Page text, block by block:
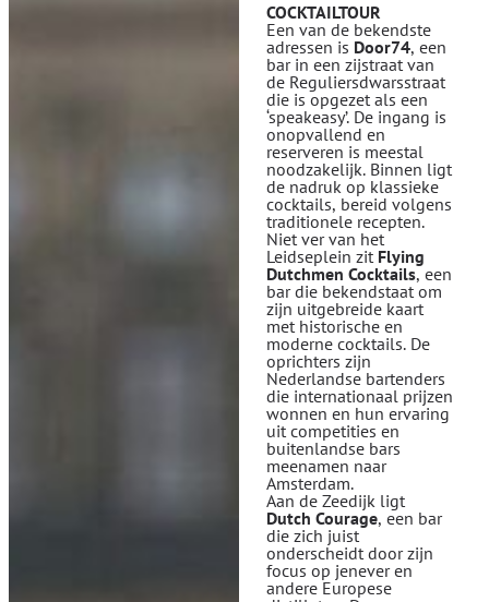
COCKTAILTOUR
Een van de bekendste
adressen is Door74, een
bar in een zijstraat van
de Reguliersdwarsstraat
die is opgezet als een
‘speakeasy’. De ingang is
onopvallend en
reserveren is meestal
noodzakelijk. Binnen ligt
de nadruk op klassieke
cocktails, bereid volgens
traditionele recepten.
Niet ver van het
Leidseplein zit Flying
Dutchmen Cocktails, een
bar die bekendstaat om
zijn uitgebreide kaart
met historische en
moderne cocktails. De
oprichters zijn
Nederlandse bartenders
die internationaal prijzen
wonnen en hun ervaring
uit competities en
buitenlandse bars
meenamen naar
Amsterdam.
Aan de Zeedijk ligt
Dutch Courage, een bar
die zich juist
onderscheidt door zijn
focus op jenever en
andere Europese